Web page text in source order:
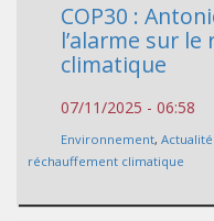
COP30 :
l’alarme sur
climatique
07/11/2025 - 06:58
Environnement, Actualité
réchauffement climatique